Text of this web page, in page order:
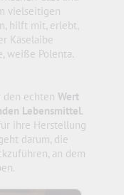
vielseitigen
hilft mit, erlebt,
Käselaibe
weiße Polenta.
den echten Wert
Lebensmittel.
ihre Herstellung
darum, die
an dem